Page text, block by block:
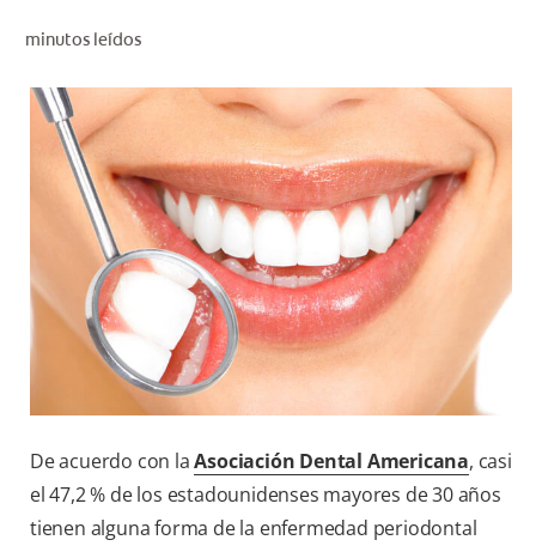
PROMOCIONES
NI (ES)
SUSCRÍBASE
minutos leídos
De acuerdo con laAsociación Dental Americana, casi
el 47,2 % de los estadounidenses mayores de 30 años
tienen alguna forma de la enfermedad periodontal